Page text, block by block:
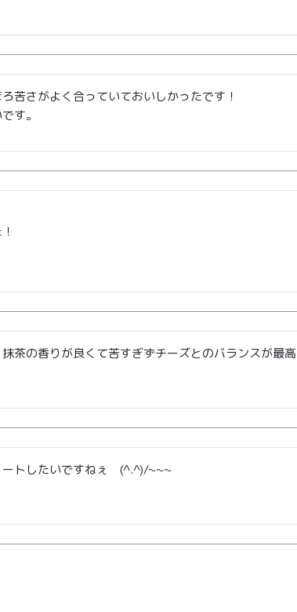
商品
メンバー
読みもの
会社概要
ご利用ガ
イド
苦さがよく合っていておいしかったです！
す。
茶の香りが良くて苦すぎずチーズとのバランスが最
トしたいですねぇ　(^.^)/~~~